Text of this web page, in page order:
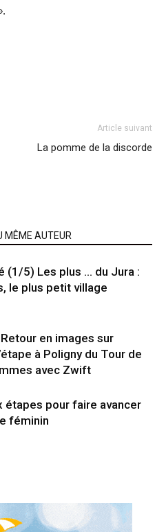
Article suivant
La pomme de la discorde
MÊME AUTEUR
(1/5) Les plus … du Jura :
le plus petit village
en images sur
à Poligny du Tour de
avec Zwift
étapes pour faire avancer
féminin